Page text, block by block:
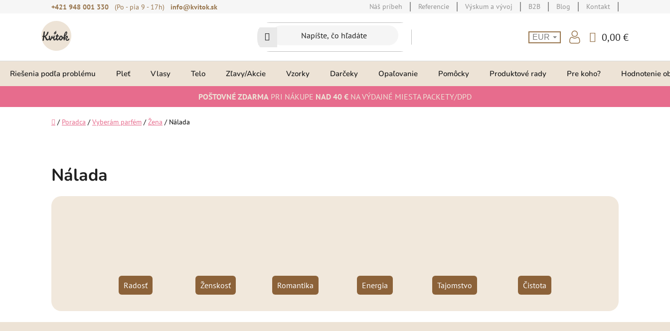
+421 948 001 330 (Po - pia 9 - 17h) info@kvitok.sk Náš príbeh Referencie Výskum a vývoj B2B Blog Kontakt
EUR
KOŠÍK
0,00 €
Riešenia podľa problému Pleť Vlasy Telo Zľavy/Akcie Vzorky Darčeky Opaľovanie Pomôcky Produktové rady Pre koho? Hodnotenie
POŠTOVNÉ ZDARMA PRI NÁKUPE NAD 40 € NA VÝDAJNÉ MIESTA PACKETY/DPD
Domov
/ Poradca / Vyberám parfém / Žena / Nálada
Nálada
Radosť Ženskosť Romantika Energia Tajomstvo Čistota